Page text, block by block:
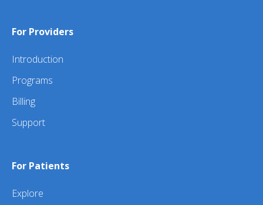
For Providers
Introduction
Programs
Billing
Support
For Patients
Explore